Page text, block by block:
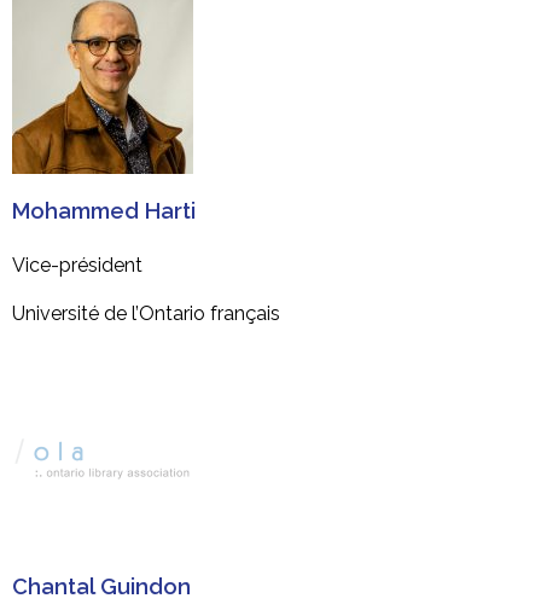
Mohammed Harti
Vice-président
Université de l’Ontario français
Chantal Guindon